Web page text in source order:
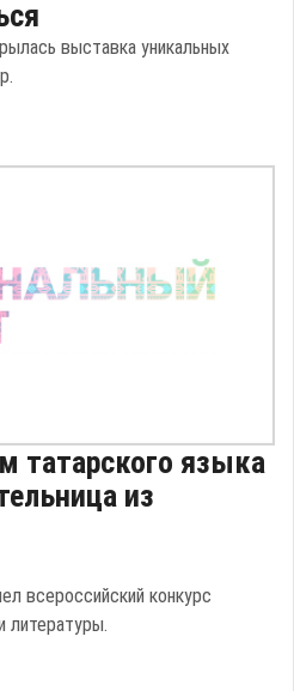
выставка уникальных
татарского языка
из
всероссийский конкурс
литературы.